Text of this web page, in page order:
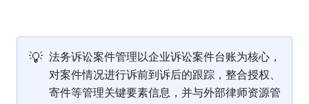
💡 法务诉讼案件管理以企业诉讼案件台账为核心，
对案件情况进行诉前到诉后的跟踪，整合授权、
寄件等管理关键要素信息，并与外部律师资源管